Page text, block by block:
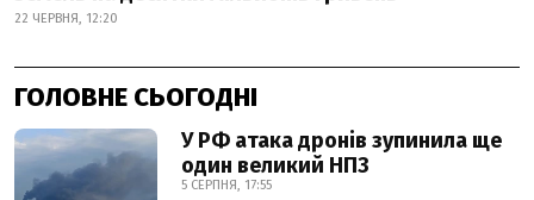
22 ЧЕРВНЯ, 12:20
ГОЛОВНЕ СЬОГОДНІ
У РФ атака дронів зупинила ще
один великий НПЗ
5 СЕРПНЯ, 17:55